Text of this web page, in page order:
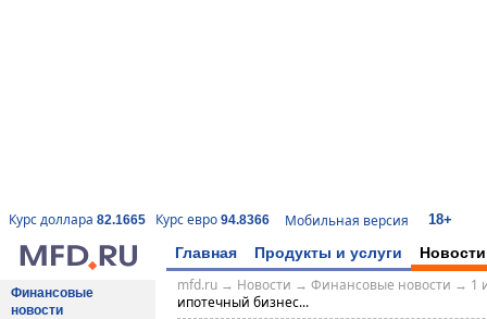
Курс доллара 82.1665 Курс евро 94.8366 Мобильная версия 18+
Главная Продукты и услуги Новости
Финансовые
новости
mfd.ru→ Новости → Финансовые новости → 1
ипотечный бизнес...